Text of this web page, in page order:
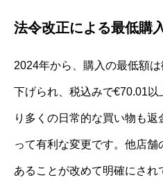
法令改正による最低購
2024年から、購入の最低額
下げられ、税込みで€70.01以
り多くの日常的な買い物も
って有利な変更です。他店
あることが改めて明確にされ